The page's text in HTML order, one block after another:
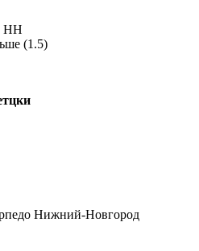
НН
(1.5)
Нижний-Новгород